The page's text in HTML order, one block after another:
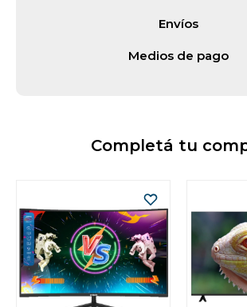
Envíos
Medios de pago
Completá tu